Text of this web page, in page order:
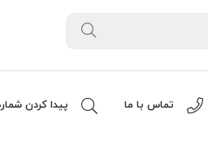
تماس با ما پیدا کردن